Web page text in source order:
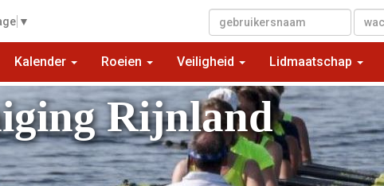
▼
Kalender Roeien Veiligheid Lidmaatschap
Rijnland